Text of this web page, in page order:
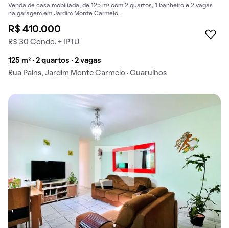
Venda de casa mobiliada, de 125 m² com 2 quartos, 1 banheiro e 2 vagas
na garagem em Jardim Monte Carmelo.
R$ 410.000
R$ 30 Condo. + IPTU
125 m² · 2 quartos · 2 vagas
Rua Pains, Jardim Monte Carmelo · Guarulhos